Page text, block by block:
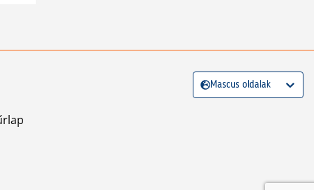
Mascus oldalak